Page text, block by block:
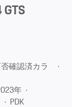
確認済カラ
年
PDK